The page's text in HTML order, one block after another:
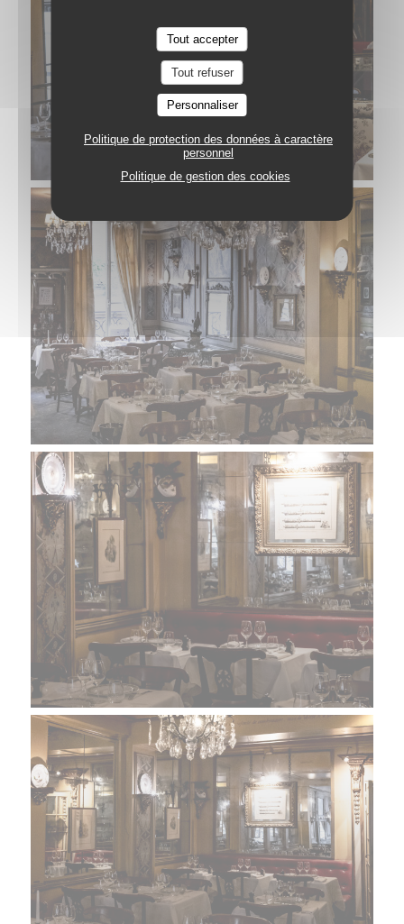
Tout accepter
Tout refuser
Personnaliser
Politique de protection des données à caractère
personnel
Politique de gestion des cookies